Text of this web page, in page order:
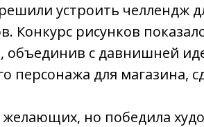
устроить челлендж
Конкурс рисунков
объединив с давнишней
персонажа для магазина,
но победила